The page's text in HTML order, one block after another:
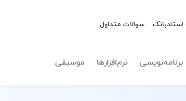
سوالات متداول
برنامه‌نویسی نرم‌افزارها موسیقی